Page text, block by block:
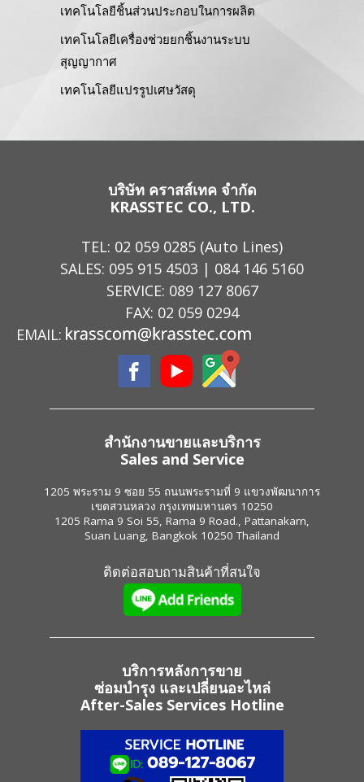
เทคโนโลยีชิ้นส่วนประกอบในการผลิต
เทคโนโลยีเครื่องช่วยยกชิ้นงานระบบ
สุญญากาศ
เทคโนโลยีแปรรูปเศษวัสดุ
บริษัท คราสส์เทค จำกัด
KRASSTEC CO., LTD.
TEL: 02 059 0285 (Auto Lines)
SALES: 095 915 4503 | 084 146 5160
SERVICE: 089 127 8067
FAX: 02 059 0294
EMAIL:
สำนักงานขายและบริการ
Sales and Service
1205 พระราม 9 ซอย 55 ถนนพระรามที่ 9 แขวงพัฒนาการ
เขตสวนหลวง กรุงเทพมหานคร 10250
1205 Rama 9 Soi 55, Rama 9 Road., Pattanakarn,
Suan Luang, Bangkok 10250 Thailand
ติดต่อสอบถามสินค้าที่สนใจ
บริการหลังการขาย
ซ่อมบำรุง และเปลี่ยนอะไหล่
After-Sales Services Hotline